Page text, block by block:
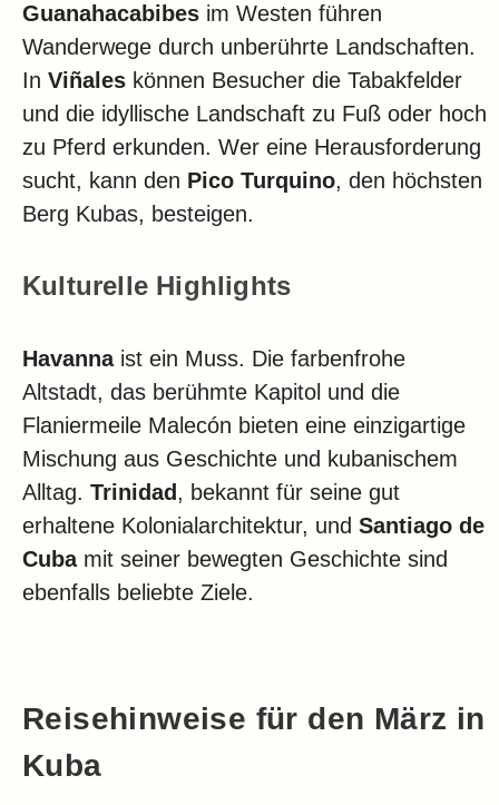
Guanahacabibes im Westen führen
Wanderwege durch unberührte Landschaften.
In Viñales können Besucher die Tabakfelder
und die idyllische Landschaft zu Fuß oder hoch
zu Pferd erkunden. Wer eine Herausforderung
sucht, kann den Pico Turquino, den höchsten
Berg Kubas, besteigen.
Kulturelle Highlights
Havanna ist ein Muss. Die farbenfrohe
Altstadt, das berühmte Kapitol und die
Flaniermeile Malecón bieten eine einzigartige
Mischung aus Geschichte und kubanischem
Alltag. Trinidad, bekannt für seine gut
erhaltene Kolonialarchitektur, und Santiago de
Cubamit seiner bewegten Geschichte sind
ebenfalls beliebte Ziele.
Reisehinweise für den März in
Kuba